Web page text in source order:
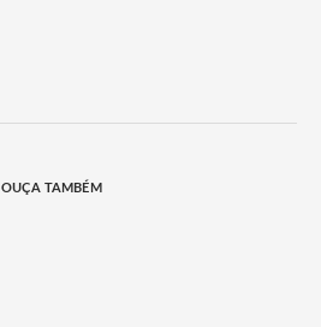
OUÇA TAMBÉM